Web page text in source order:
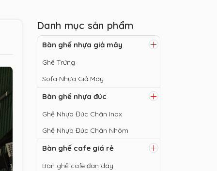
Danh mục sản phẩm
Bàn ghế nhựa giả mây
Ghế Trứng
Sofa Nhựa Giả Mây
Bàn ghế nhựa đúc
Ghế Nhựa Đúc Chân Inox
Ghế Nhựa Đúc Chân Nhôm
Bàn ghế cafe giá rẻ
Bàn ghế cafe đan dây